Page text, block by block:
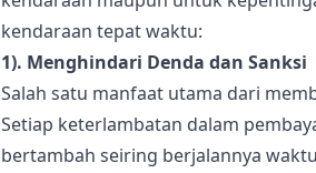
kendaraan tepat waktu:
1). Menghindari Denda dan Sanksi
Salah satu manfaat utama dari
Setiap keterlambatan dalam
bertambah seiring berjalannya